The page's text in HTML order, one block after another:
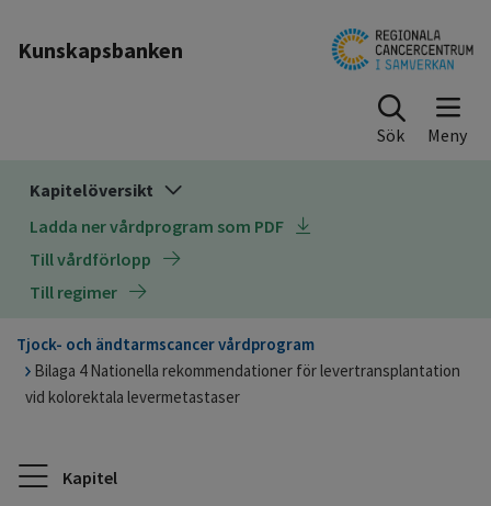
Kunskapsbanken
Sök
Kapitelöversikt
Ladda ner vårdprogram som PDF
Till vårdförlopp
Till regimer
Tjock- och ändtarmscancer vårdprogram
Bilaga 4 Nationella rekommendationer för levertransplantation
vid kolorektala levermetastaser
Kapitel